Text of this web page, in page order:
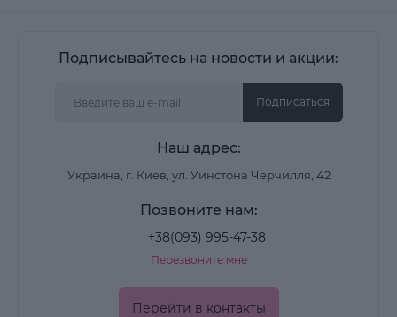
Подписывайтесь на новости и акции:
Подписаться
Наш адрес:
Украина, г. Киев, ул. Уинстона Черчилля, 42
Позвоните нам:
+38(093) 995-47-38
Перезвоните мне
Перейти в контакты